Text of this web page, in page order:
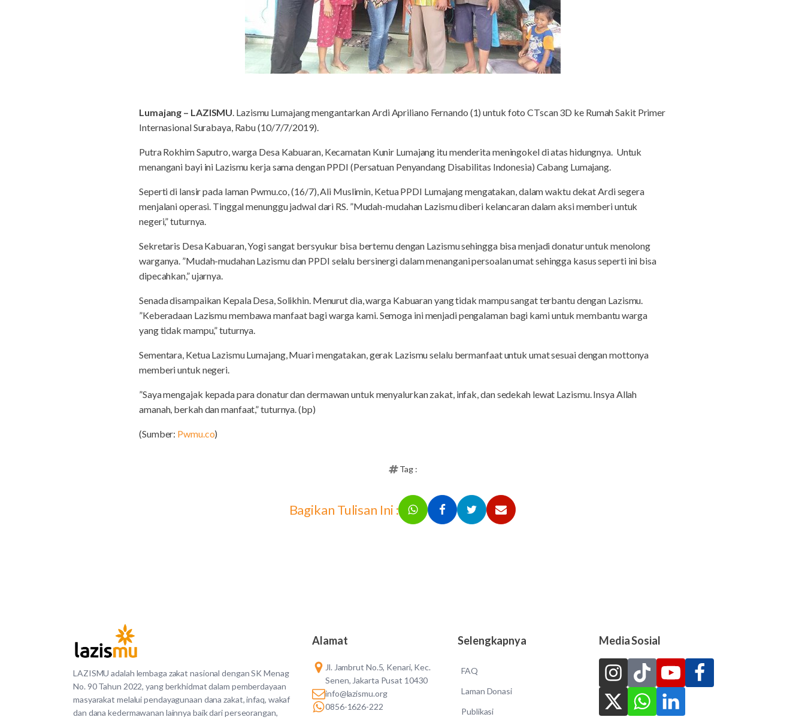
Lumajang – LAZISMU. Lazismu Lumajang mengantarkan Ardi Apriliano Fernando (1) untuk foto CTscan 3D ke Rumah Sakit Primer
Internasional Surabaya, Rabu (10/7/7/2019).
Putra Rokhim Saputro, warga Desa Kabuaran, Kecamatan Kunir Lumajang itu menderita meningokel di atas hidungnya. Untuk
menangani bayi ini Lazismu kerja sama dengan PPDI (Persatuan Penyandang Disabilitas Indonesia) Cabang Lumajang.
Seperti di lansir pada laman Pwmu.co, (16/7), Ali Muslimin, Ketua PPDI Lumajang mengatakan, dalam waktu dekat Ardi segera
menjalani operasi. Tinggal menunggu jadwal dari RS. ”Mudah-mudahan Lazismu diberi kelancaran dalam aksi memberi untuk
negeri,” tuturnya.
Sekretaris Desa Kabuaran, Yogi sangat bersyukur bisa bertemu dengan Lazismu sehingga bisa menjadi donatur untuk menolong
warganya. ”Mudah-mudahan Lazismu dan PPDI selalu bersinergi dalam menangani persoalan umat sehingga kasus seperti ini bisa
dipecahkan,” ujarnya.
Senada disampaikan Kepala Desa, Solikhin. Menurut dia, warga Kabuaran yang tidak mampu sangat terbantu dengan Lazismu.
”Keberadaan Lazismu membawa manfaat bagi warga kami. Semoga ini menjadi pengalaman bagi kami untuk membantu warga
yang tidak mampu,” tuturnya.
Sementara, Ketua Lazismu Lumajang, Muari mengatakan, gerak Lazismu selalu bermanfaat untuk umat sesuai dengan mottonya
memberi untuk negeri.
”Saya mengajak kepada para donatur dan dermawan untuk menyalurkan zakat, infak, dan sedekah lewat Lazismu. Insya Allah
amanah, berkah dan manfaat,” tuturnya. (bp)
(Sumber: Pwmu.co)
Tag :
Bagikan Tulisan Ini :
LAZISMU adalah lembaga zakat nasional dengan SK Menag
No. 90 Tahun 2022, yang berkhidmat dalam pemberdayaan
masyarakat melalui pendayagunaan dana zakat, infaq, wakaf
dan dana kedermawanan lainnya baik dari perseorangan,
Alamat
Jl. Jambrut No.5, Kenari, Kec.
Senen, Jakarta Pusat 10430
info@lazismu.org
0856-1626-222
Selengkapnya
FAQ
Laman Donasi
Publikasi
Media Sosial